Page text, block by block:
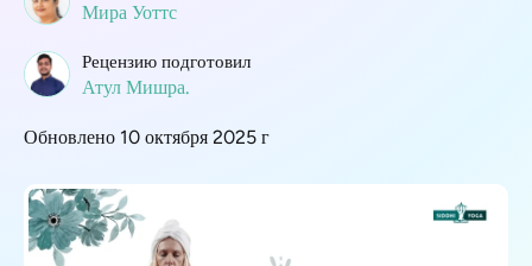
Мира Уоттс
Рецензию подготовил
Атул Мишра.
Обновлено 10 октября 2025 г